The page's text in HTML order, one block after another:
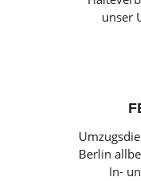
unser
Berlin
In-